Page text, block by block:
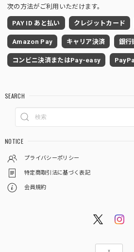
次の方法がご利用いただけます。
PAY ID あと払い クレジットカード
Amazon Pay キャリア決済 銀行
コンビニ決済またはPay-easy
SEARCH
NOTICE
プライバシーポリシー
特定商取引法に基づく表記
会員規約